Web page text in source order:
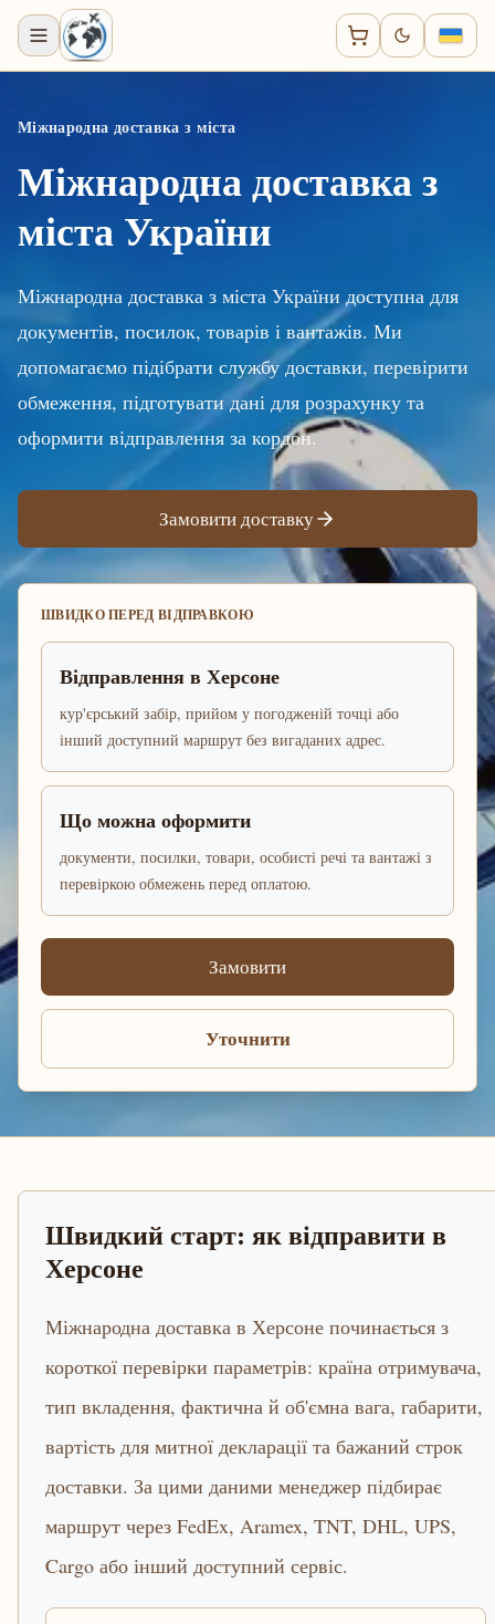
Міжнародна доставка з міста
Міжнародна доставка з
міста України
Міжнародна доставка з міста України доступна для
документів, посилок, товарів і вантажів. Ми
допомагаємо підібрати службу доставки, перевірити
обмеження, підготувати дані для розрахунку та
оформити відправлення за кордон.
Замовити доставку
ШВИДКО ПЕРЕД ВІДПРАВКОЮ
Відправлення в Херсоне
кур'єрський забір, прийом у погодженій точці або
інший доступний маршрут без вигаданих адрес.
Що можна оформити
документи, посилки, товари, особисті речі та вантажі з
перевіркою обмежень перед оплатою.
Замовити
Уточнити
Швидкий старт: як відправити в
Херсоне
Міжнародна доставка в Херсоне починається з
короткої перевірки параметрів: країна отримувача,
тип вкладення, фактична й об'ємна вага, габарити,
вартість для митної декларації та бажаний строк
доставки. За цими даними менеджер підбирає
маршрут через FedEx, Aramex, TNT, DHL, UPS,
Cargo або інший доступний сервіс.